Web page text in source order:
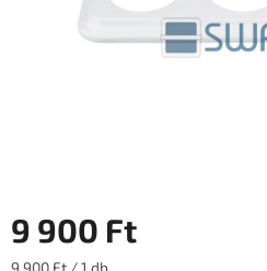
9 900 Ft
Egységár: